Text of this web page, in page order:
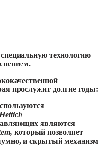
технологию
прослужит долгие годы:
Hettich
являются
который позволяет
и скрытый механизм